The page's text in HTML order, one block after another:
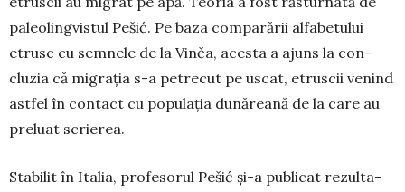
paleolingvistul Pešić. Pe baza comparării alfa­betului
etrusc cu semnele de la Vinča, acesta a ajuns la con­
cluzia că migra­ţia s-a petrecut pe uscat, etrus­cii venind
astfel în contact cu populaţia dună­reană de la care au
preluat scrie­rea.
Stabilit în Ita­lia, profe­so­rul Pešić şi-a pu­blicat rezul­ta­